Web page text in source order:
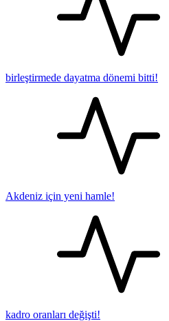
birleştirmede dayatma dönemi bitti!
Akdeniz için yeni hamle!
kadro oranları değişti!